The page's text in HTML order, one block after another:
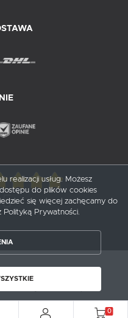
0
realizacji usług. Możesz
do plików cookies
się więcej zachęcamy do
Polityką Prywatności.